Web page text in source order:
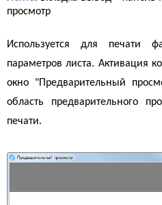
просмотр
Используется для печати
параметров листа. Активация
окно "Предварительный
область предварительного
печати.